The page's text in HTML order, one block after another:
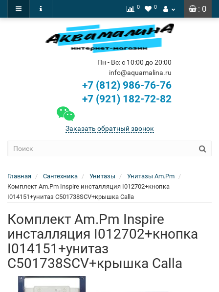
: 0
0 0
Пн - Вс: с 10:00 до 20:00
info@aquamalina.ru
+7 (812) 986-76-76
+7 (921) 182-72-82
Заказать обратный звонок
Главная Сантехника Унитазы
Унитазы Am.Pm
Комплект Am.Pm Inspire инсталляция I012702+кнопка
I014151+унитаз C501738SCV+крышка Calla
Комплект Am.Pm Inspire
инсталляция I012702+кнопка
I014151+унитаз
C501738SCV+крышка Calla